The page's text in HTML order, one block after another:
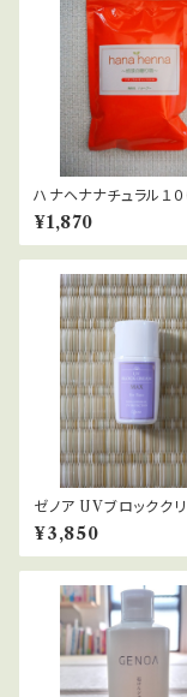
ハナヘナナチュラル１０
¥1,870
ゼノア UVブロックク
X for Face（日やけ止
ム・化粧下地）30mL
¥3,850